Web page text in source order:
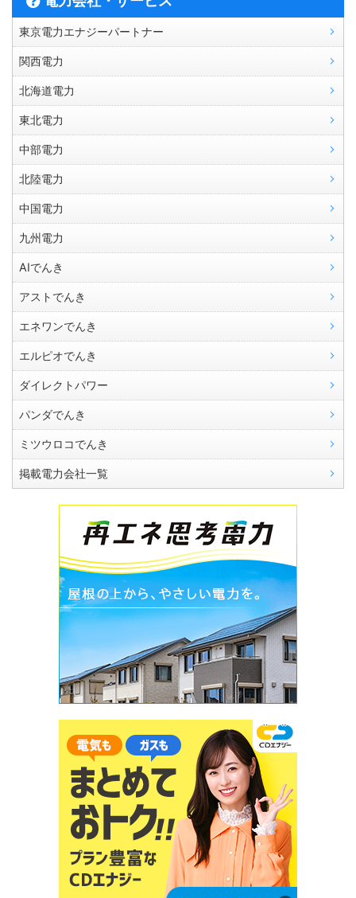
東京電力エナジーパートナー
関西電力
北海道電力
東北電力
中部電力
北陸電力
中国電力
九州電力
AIでんき
アストでんき
エネワンでんき
エルピオでんき
ダイレクトパワー
パンダでんき
ミツウロコでんき
掲載電力会社一覧